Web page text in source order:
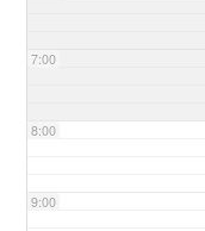
7:00
8:00
9:00